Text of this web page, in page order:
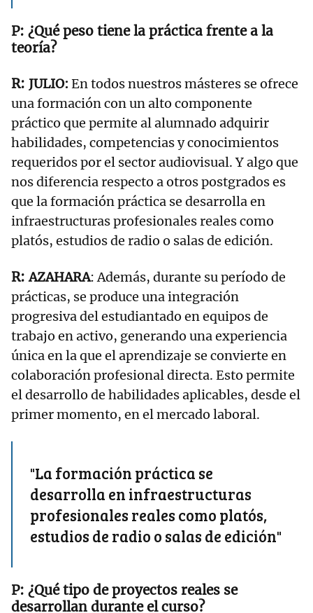
¿Qué peso tiene la práctica frente a la
teoría?
JULIO: En todos nuestros másteres se ofrece
una formación con un alto componente
práctico que permite al alumnado adquirir
habilidades, competencias y conocimientos
requeridos por el sector audiovisual. Y algo que
nos diferencia respecto a otros postgrados es
que la formación práctica se desarrolla en
infraestructuras profesionales reales como
platós, estudios de radio o salas de edición.
AZAHARA: Además, durante su período de
prácticas, se produce una integración
progresiva del estudiantado en equipos de
trabajo en activo, generando una experiencia
única en la que el aprendizaje se convierte en
colaboración profesional directa. Esto permite
el desarrollo de habilidades aplicables, desde el
primer momento, en el mercado laboral.
"La formación práctica se
desarrolla en infraestructuras
profesionales reales como platós,
estudios de radio o salas de edición"
¿Qué tipo de proyectos reales se
desarrollan durante el curso?